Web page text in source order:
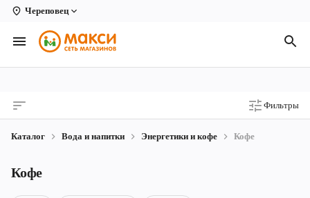
Череповец
Вологда
Архангельск
Киров
Коряжма
Фильтры
Каталог Вода и напитки Энергетики и кофе Кофе
Кофе